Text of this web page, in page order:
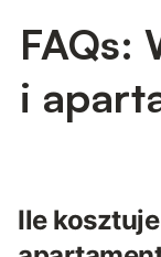
FAQs:
i
Ile